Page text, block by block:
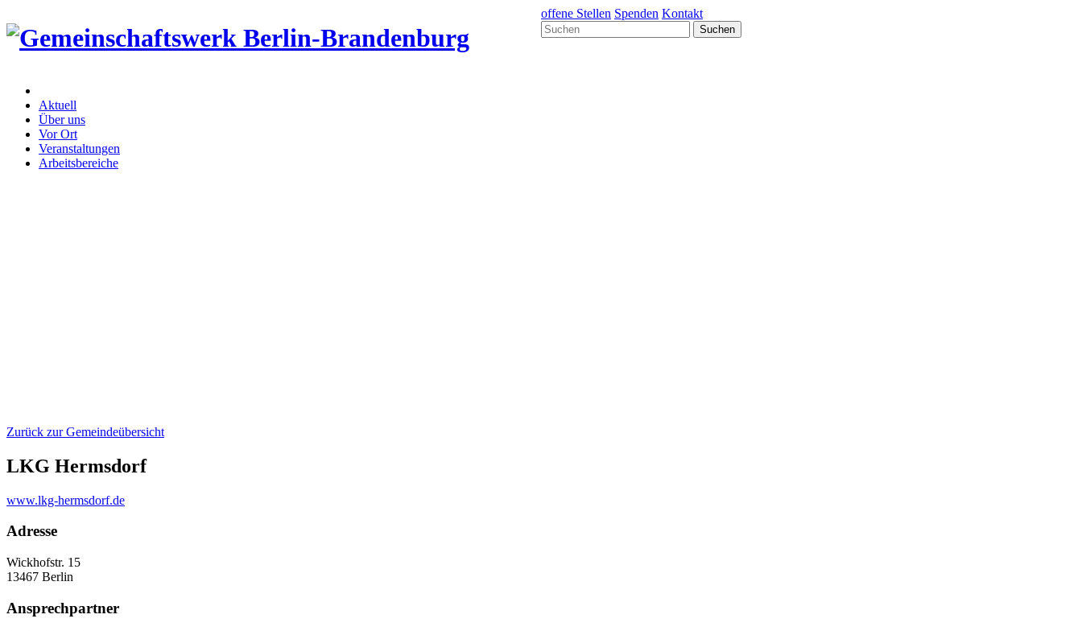
offene Stellen Spenden Kontakt
Aktuell
Über uns
Vor Ort
Veranstaltungen
Arbeitsbereiche
Zurück zur Gemeindeübersicht
LKG Hermsdorf
www.lkg-hermsdorf.de
Adresse
Wickhofstr. 15
13467 Berlin
Ansprechpartner